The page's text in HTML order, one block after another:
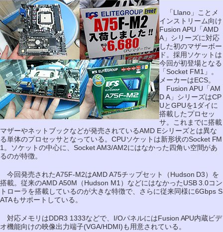
「Llano」ことメ
インストリーム向け
Fusion APU「AMD
A」シリーズに対応
した初のマザーボー
ド。採用ソケットは
今回が初登場となる
「Socket FM1」。
メーカーはECS。
Fusion APU「AM
D A」シリーズはCP
UとGPUを1ダイに
搭載したプロセッ
サ。これまでに搭載
マザーやネットブックなどが発売されているAMD Eシリーズとは異な
る単体のプロセッサとなっている。CPUソケットは新形状のSocket FM
1。ソケットの中心に、Socket AM3/AM2にはなかった四角い空間があ
るのが特徴。
今回発売されたA75F-M2はAMD A75チップセット（Hudson D3）を
搭載。従来のAMD A50M（Hudson M1）などにはなかったUSB 3.0コン
トローラを搭載しているのが大きな特徴で、さらに従来同様に6Gbps S
ATAもサポートしている。
対応メモリはDDR3 1333などで、I/OパネルにはFusion APU内蔵ビデ
オ機能向けの映像出力端子(VGA/HDMI)も用意されている。